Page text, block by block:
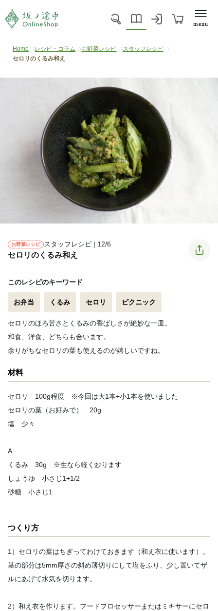
menu
Home レシピ・コラム お野菜レシピ
スタッフレシピ
セロリのくるみ和え
お野菜レシピ スタッフレシピ | 12/6
セロリのくるみ和え
このレシピのキーワード
お弁当 くるみ セロリ ピクニック
セロリのほろ苦さとくるみの香ばしさが絶妙な一皿。
和食、洋食、どちらも合います。
余りがちなセロリの葉も使えるのが嬉しいですね。
材料
セロリ 100g程度 ※今回は大1本+小1本を使いました
セロリの葉（お好みで） 20g
塩 少々
A
くるみ 30g ※生なら軽く炒ります
しょうゆ 小さじ1+1/2
砂糖 小さじ1
つくり方
1）セロリの葉はちぎってわけておきます（和え衣に使います）。
茎の部分は5mm厚さの斜め薄切りにして塩をふり、少し置いてザ
ルにあげて水気を切ります。
2）和え衣を作ります。フードプロセッサーまたはミキサーにセロ